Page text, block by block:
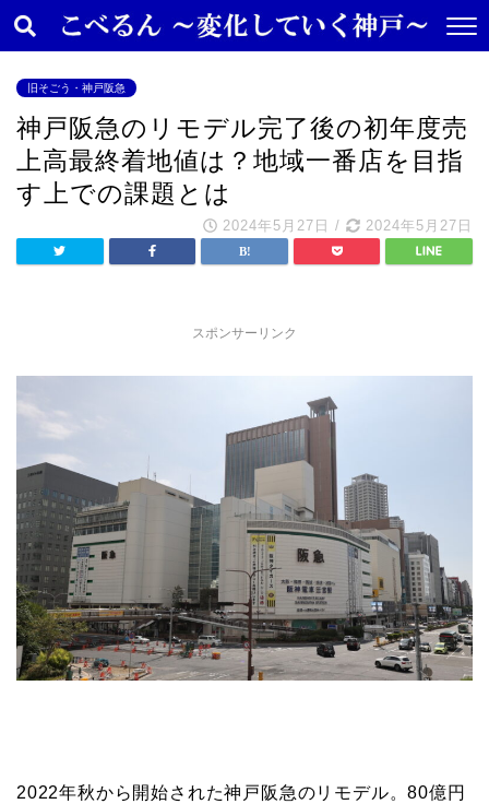
旧そごう・神戸阪急
神戸阪急のリモデル完了後の初年度売
上高最終着地値は？地域一番店を目指
す上での課題とは
2024年5月27日 / 2024年5月27日
スポンサーリンク
2022年秋から開始された神戸阪急のリモデル。80億円